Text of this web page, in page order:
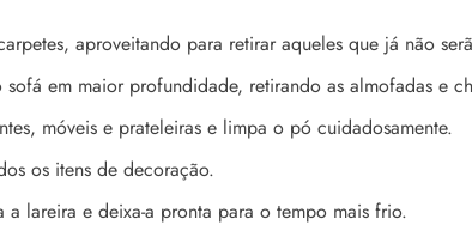
aproveitando para retirar aqueles que já não
em maior profundidade, retirando as almofadas e
móveis e prateleiras e limpa o pó cuidadosamente.
os itens de decoração.
lareira e deixa-a pronta para o tempo mais frio.